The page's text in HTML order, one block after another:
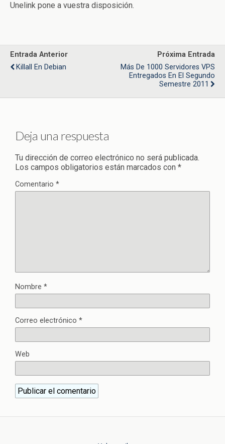
Unelink pone a vuestra disposición.
Entrada Anterior
Killall En Debian
Próxima Entrada
Más De 1000 Servidores VPS
Entregados En El Segundo
Semestre 2011
Deja una respuesta
Tu dirección de correo electrónico no será publicada.
Los campos obligatorios están marcados con *
Comentario *
Nombre *
Correo electrónico *
Web